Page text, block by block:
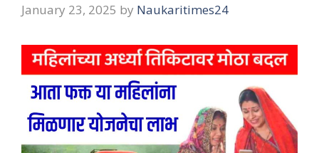
January 23, 2025 by Naukaritimes24